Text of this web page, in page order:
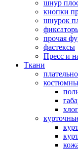
шнур
кнопки
шнурок
прочая
фастексы
Пресс и
Ткани